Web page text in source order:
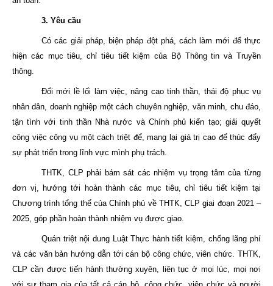
3. Yêu cầu
Có các giải pháp, biện pháp đột phá, cách làm mới để thực
hiện các mục tiêu, chỉ tiêu tiết kiệm của Bộ Thông tin và Truyền
thông.
Đổi mới lề lối làm việc, nâng cao tinh thần, thái độ phục vụ
nhân dân, doanh nghiệp một cách chuyên nghiệp, văn minh, chu đáo,
tận tình với tinh thần Nhà nước và Chính phủ kiến tạo; giải quyết
công việc công vụ một cách triệt để, mang lại giá trị cao để thúc đẩy
sự phát triển trong lĩnh vực mình phụ trách.
THTK, CLP phải bám sát các nhiệm vụ trọng tâm của từng
đơn vị, hướng tới hoàn thành các mục tiêu, chỉ tiêu tiết kiệm tại
Chương trình tổng thể của Chính phủ về THTK, CLP giai đoạn 2021 –
2025, góp phần hoàn thành nhiệm vụ được giao.
Quán triệt nội dung Luật Thực hành tiết kiệm, chống lãng phí
và các văn bản hướng dẫn tới cán bộ công chức, viên chức. THTK,
CLP cần được tiến hành thường xuyên, liên tục ở mọi lúc, mọi nơi